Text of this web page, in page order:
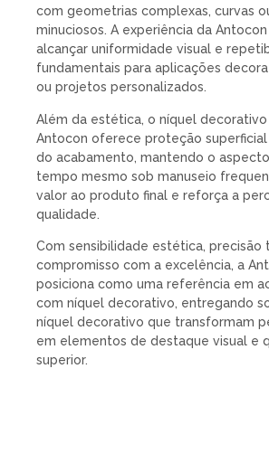
com geometrias complexas, curvas
minuciosos. A experiência da
alcançar uniformidade visual e
fundamentais para aplicações
ou projetos personalizados.
Além da estética, o níquel
Antocon oferece proteção
do acabamento, mantendo o
tempo mesmo sob manuseio
valor ao produto final e reforça a
qualidade.
Com sensibilidade estética, precisão
compromisso com a excelência, a
posiciona como uma referência em
com níquel decorativo, entregando
níquel decorativo que transformam
em elementos de destaque visual e
superior.